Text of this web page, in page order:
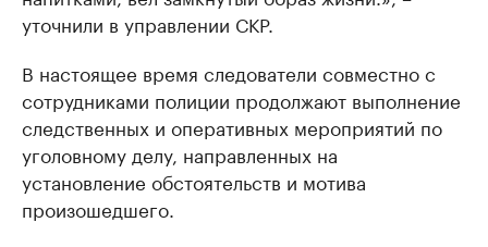
уточнили в управлении СКР.
В настоящее время следователи совместно с
сотрудниками полиции продолжают выполнение
следственных и оперативных мероприятий по
уголовному делу, направленных на
установление обстоятельств и мотива
произошедшего.